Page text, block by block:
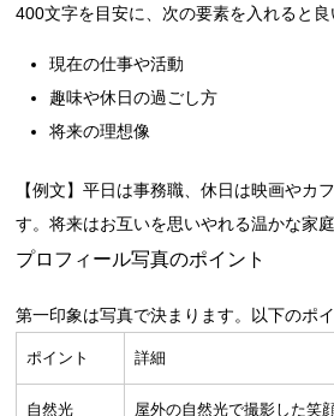
400文字を目安に、次の要素を入れると良
現在の仕事や活動
趣味や休日の過ごし方
将来の理想像
【例文】平日は事務職、休日は映画やカ
す。将来はお互いを思いやれる温かな家
プロフィール写真のポイント
第一印象は写真で決まります。以下のポ
ポイント 詳細
自然光 屋外の自然光で撮影した笑